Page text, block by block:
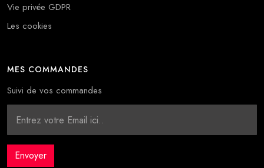
Vie privée GDPR
Les cookies
MES COMMANDES
Suivi de vos commandes